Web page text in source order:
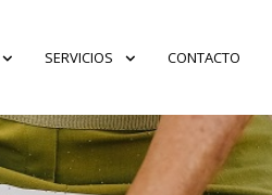
SERVICIOS CONTACTO